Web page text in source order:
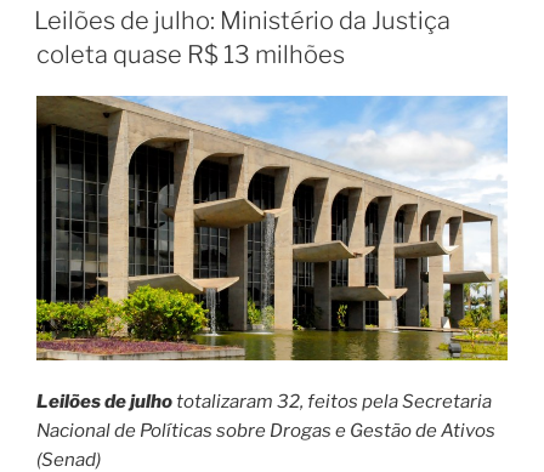
EM
Leilões de julho: Ministério da Justiça
coleta quase R$ 13 milhões
Leilões de julhototalizaram 32, feitos pela Secretaria
Nacional de Políticas sobre Drogas e Gestão de Ativos
(Senad)